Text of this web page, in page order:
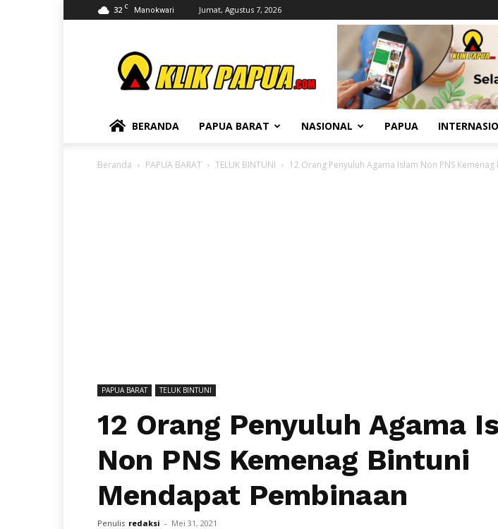
32 C Manokwari Jumat, Agustus 7, 2026
BERANDA PAPUA BARAT NASIONAL PAPUA
Beranda PAPUA BARAT TELUK BINTUNI 12 Orang Penyuluh Agama Islam Non PNS
PAPUA BARAT TELUK BINTUNI
12 Orang Penyuluh Agama
Non PNS Kemenag Bintuni
Mendapat Pembinaan
Penulis redaksi - Mei 31, 2021